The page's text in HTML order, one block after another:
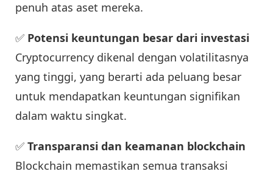
penuh atas aset mereka.
✅ Potensi keuntungan besar dari investasi
Cryptocurrency dikenal dengan volatilitasnya
yang tinggi, yang berarti ada peluang besar
untuk mendapatkan keuntungan signifikan
dalam waktu singkat.
✅ Transparansi dan keamanan blockchain
Blockchain memastikan semua transaksi